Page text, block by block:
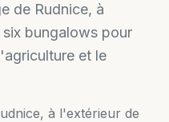
de Rudnice, à
bungalows pour
et le
à l'extérieur de